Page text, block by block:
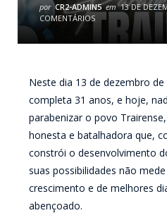
por CR2-ADMIN5 em 13 DE
COMENTÁRIOS
Neste dia 13 de dezembro
completa 31 anos, e hoje,
parabenizar o povo
honesta e batalhadora que,
constrói o desenvolvimento
suas possibilidades não
crescimento e de melhores
abençoado.